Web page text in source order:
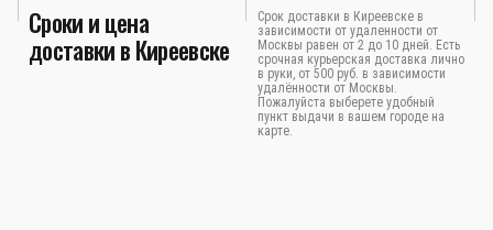
Сроки и цена
доставки в Киреевске
Срок доставки в Киреевске в
зависимости от удаленности от
Москвы равен от 2 до 10 дней. Есть
срочная курьерская доставка лично
в руки, от 500 руб. в зависимости
удалённости от Москвы.
Пожалуйста выберете удобный
пункт выдачи в вашем городе на
карте.